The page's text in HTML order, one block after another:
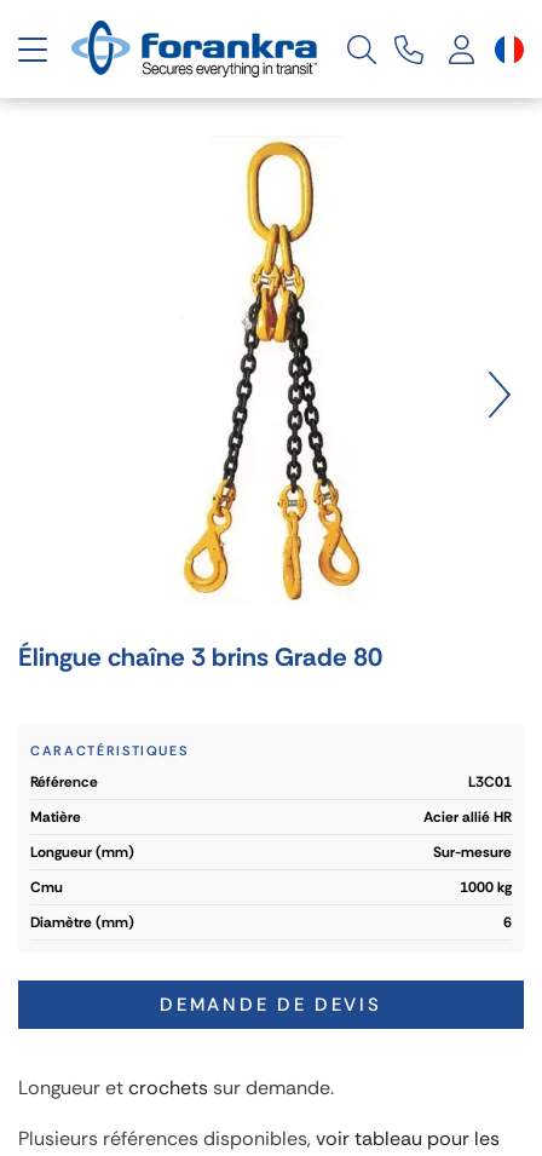
Basculer la navigation
Élingue chaîne 3 brins Grade 80
CARACTÉRISTIQUES
référence
L3C01
matière
Acier allié HR
longueur (mm)
Sur-mesure
cmu
1000 kg
diamètre (mm)
6
DEMANDE DE DEVIS
Longueur etcrochetssur demande.
Plusieurs références disponibles,voir tableau pour les